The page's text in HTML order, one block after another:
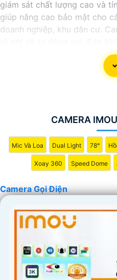
giám sát chất lượng cao và
giúp nâng cao bảo mật cho
doanh nghiệp, khu dân cư.
trọng, giúp người dùng phản
nhận diện chuyển động, ghi
liệu trên đám mây, camera
CAMERA
Mic Và Loa Dual Light 78°
Xoay 360 Speed Dome
Camera Gọi Điện